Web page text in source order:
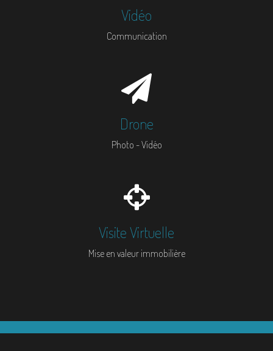
Vidéo
Communication
Drone
Photo - Vidéo
Visite Virtuelle
Mise en valeur immobilière